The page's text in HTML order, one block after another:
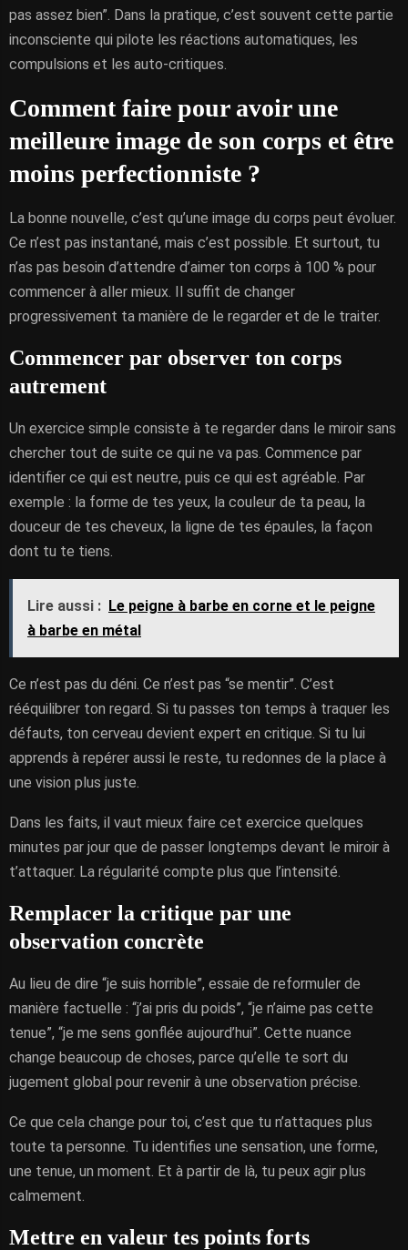
pas assez bien”. Dans la pratique, c’est souvent cette partie
inconsciente qui pilote les réactions automatiques, les
compulsions et les auto-critiques.
Comment faire pour avoir une
meilleure image de son corps et être
moins perfectionniste ?
La bonne nouvelle, c’est qu’une image du corps peut évoluer.
Ce n’est pas instantané, mais c’est possible. Et surtout, tu
n’as pas besoin d’attendre d’aimer ton corps à 100 % pour
commencer à aller mieux. Il suffit de changer
progressivement ta manière de le regarder et de le traiter.
Commencer par observer ton corps
autrement
Un exercice simple consiste à te regarder dans le miroir sans
chercher tout de suite ce qui ne va pas. Commence par
identifier ce qui est neutre, puis ce qui est agréable. Par
exemple : la forme de tes yeux, la couleur de ta peau, la
douceur de tes cheveux, la ligne de tes épaules, la façon
dont tu te tiens.
Lire aussi : Le peigne à barbe en corne et le peigne
à barbe en métal
Ce n’est pas du déni. Ce n’est pas “se mentir”. C’est
rééquilibrer ton regard. Si tu passes ton temps à traquer les
défauts, ton cerveau devient expert en critique. Si tu lui
apprends à repérer aussi le reste, tu redonnes de la place à
une vision plus juste.
Dans les faits, il vaut mieux faire cet exercice quelques
minutes par jour que de passer longtemps devant le miroir à
t’attaquer. La régularité compte plus que l’intensité.
Remplacer la critique par une
observation concrète
Au lieu de dire “je suis horrible”, essaie de reformuler de
manière factuelle : “j’ai pris du poids”, “je n’aime pas cette
tenue”, “je me sens gonflée aujourd’hui”. Cette nuance
change beaucoup de choses, parce qu’elle te sort du
jugement global pour revenir à une observation précise.
Ce que cela change pour toi, c’est que tu n’attaques plus
toute ta personne. Tu identifies une sensation, une forme,
une tenue, un moment. Et à partir de là, tu peux agir plus
calmement.
Mettre en valeur tes points forts